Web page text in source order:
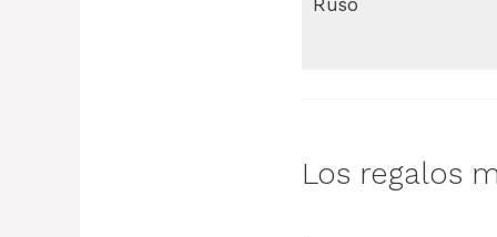
Los regalos